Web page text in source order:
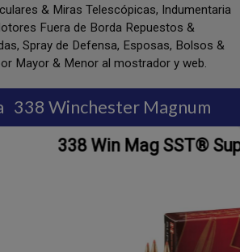
& Miras Telescópicas, Indumentaria
Fuera de Borda Repuestos &
Spray de Defensa, Esposas, Bolsos &
Mayor & Menor al mostrador y web.
338 Winchester Magnum
SST® Superformance®